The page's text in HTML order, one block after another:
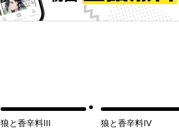
狼と香辛料III 狼と香辛料IV